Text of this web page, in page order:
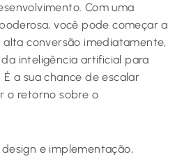
Com uma
você pode começar a
alta conversão imediatamente,
inteligência artificial para
a sua chance de escalar
o retorno sobre o
e implementação,